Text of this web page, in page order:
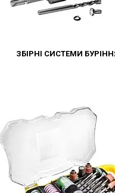
ЗБІРНІ СИСТЕМИ